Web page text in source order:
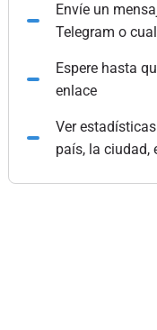
Envíe un
Telegram o
Espere hasta
enlace
Ver
país, la ciudad,